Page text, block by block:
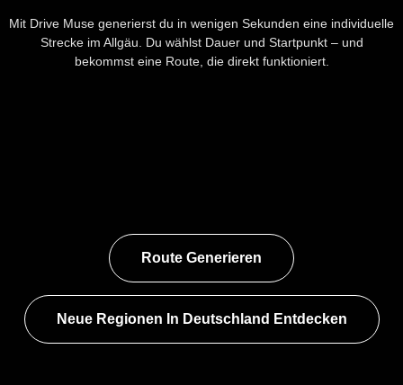
Mit Drive Muse generierst du in wenigen Sekunden eine individuelle
Strecke im Allgäu. Du wählst Dauer und Startpunkt – und
bekommst eine Route, die direkt funktioniert.
Route Generieren
Neue Regionen In Deutschland Entdecken